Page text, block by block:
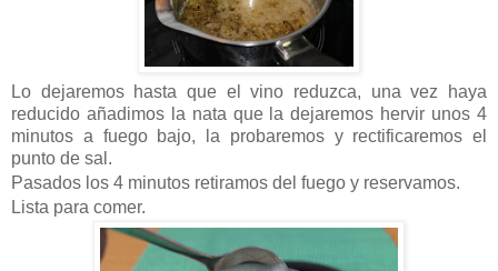
Lo dejaremos hasta que el vino reduzca, una vez haya
reducido añadimos la nata que la dejaremos hervir unos 4
minutos a fuego bajo, la probaremos y rectificaremos el
punto de sal.
Pasados los 4 minutos retiramos del fuego y reservamos.
Lista para comer.